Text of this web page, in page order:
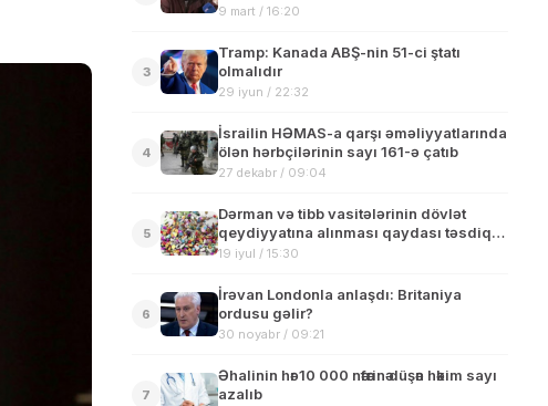
9 mart / 16:20
3
Tramp: Kanada ABŞ-nin 51-ci ştatı
olmalıdır
29 iyun / 22:32
4
İsrailin HƏMAS-a qarşı əməliyyatlarında
ölən hərbçilərinin sayı 161-ə çatıb
27 dekabr / 09:04
5
Dərman və tibb vasitələrinin dövlət
qeydiyyatına alınması qaydası təsdiq
edildi
19 iyul / 15:30
6
İrəvan Londonla anlaşdı: Britaniya
ordusu gəlir?
30 noyabr / 09:21
7
Əhalinin hәr 10 000 nәfәrinә düşәn hәkim sayı
azalıb